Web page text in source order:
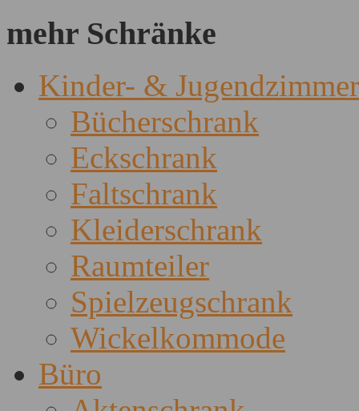
mehr Schränke
Kinder- & Jugendzimmer
Bücherschrank
Eckschrank
Faltschrank
Kleiderschrank
Raumteiler
Spielzeugschrank
Wickelkommode
Büro